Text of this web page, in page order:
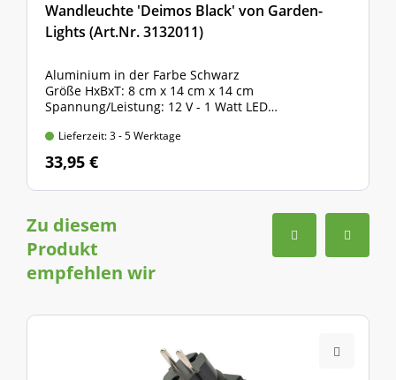
Wandleuchte 'Deimos Black' von Garden-
Lights (Art.Nr. 3132011)
Aluminium in der Farbe Schwarz
Größe HxBxT: 8 cm x 14 cm x 14 cm
Spannung/Leistung: 12 V - 1 Watt LED
Lieferzeit: 3 - 5 Werktage
33,95 €
Zu diesem
Produkt
empfehlen wir